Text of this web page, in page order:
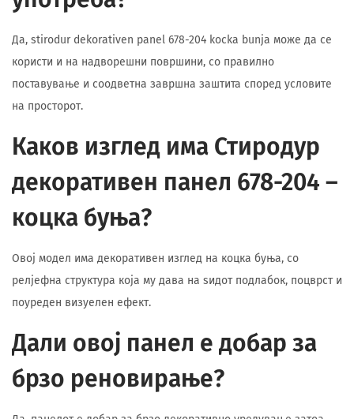
Да, stirodur dekorativen panel 678-204 kocka bunja може да се
користи и на надворешни површини, со правилно
поставување и соодветна завршна заштита според условите
на просторот.
Каков изглед има Стиродур
декоративен панел 678-204 –
коцка буња?
Овој модел има декоративен изглед на коцка буња, со
релјефна структура која му дава на ѕидот подлабок, поцврст и
поуреден визуелен ефект.
Дали овој панел е добар за
брзо реновирање?